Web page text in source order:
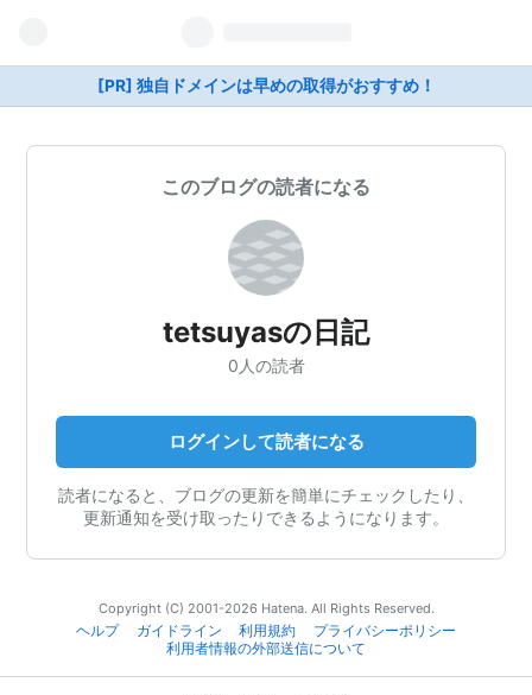
[PR] 独自ドメインは早めの取得がおすすめ！
このブログの読者になる
tetsuyasの日記
0人の読者
ログインして読者になる
読者になると、ブログの更新を簡単にチェックしたり、
更新通知を受け取ったりできるようになります。
Copyright (C) 2001-2026 Hatena. All Rights Reserved.
ヘルプ
ガイドライン 利用規約
プライバシーポリシー
利用者情報の外部送信について